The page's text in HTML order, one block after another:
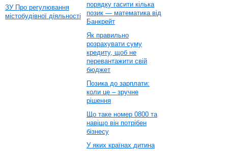
ЗУ Про регулювання
містобудівної діяльності
порядку гасити кілька
позик — математика від
Банкрейт
Як правильно
розрахувати суму
кредиту, щоб не
перевантажити свій
бюджет
Позика до зарплати:
коли це – зручне
рішення
Що таке номер 0800 та
навіщо він потрібен
бізнесу
У яких країнах дитина